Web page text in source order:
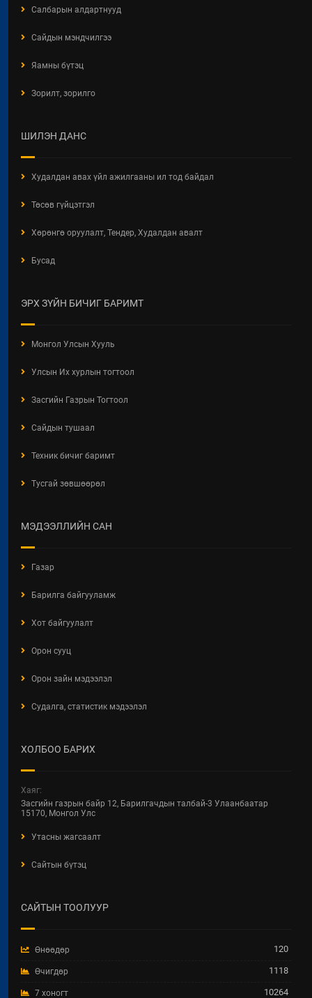
Салбарын алдартнууд
Сайдын мэндчилгээ
Яамны бүтэц
Зорилт, зорилго
ШИЛЭН ДАНС
Худалдан авах үйл ажилгааны ил тод байдал
Төсөв гүйцэтгэл
Хөрөнгө оруулалт, Тендер, Худалдан авалт
Бусад
ЭРХ ЗҮЙН БИЧИГ БАРИМТ
Монгол Улсын Хууль
Улсын Их хурлын тогтоол
Засгийн Газрын Тогтоол
Сайдын тушаал
Техник бичиг баримт
Тусгай зөвшөөрөл
МЭДЭЭЛЛИЙН САН
Газар
Барилга байгууламж
Хот байгуулалт
Орон сууц
Орон зайн мэдээлэл
Судалга, статистик мэдээлэл
ХОЛБОО БАРИХ
Хаяг:
Засгийн газрын байр 12, Барилгачдын талбай-3 Улаанбаатар
15170, Монгол Улс
Утасны жагсаалт
Сайтын бүтэц
САЙТЫН ТООЛУУР
Өнөөдөр 120
Өчигдөр 1118
7 хоногт 10264